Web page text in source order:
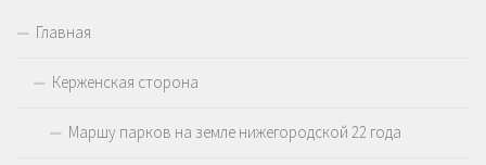
Главная
Керженская сторона
Маршу парков на земле нижегородской 22 года